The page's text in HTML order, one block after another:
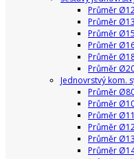
Průměr
Průměr
Průměr
Průměr
Průměr
Průměr
Jednovrstvý kom.
Průměr
Průměr
Průměr
Průměr
Průměr
Průměr